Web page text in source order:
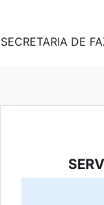
SECRETARIA DE